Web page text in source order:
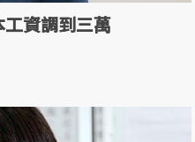
資調到三萬